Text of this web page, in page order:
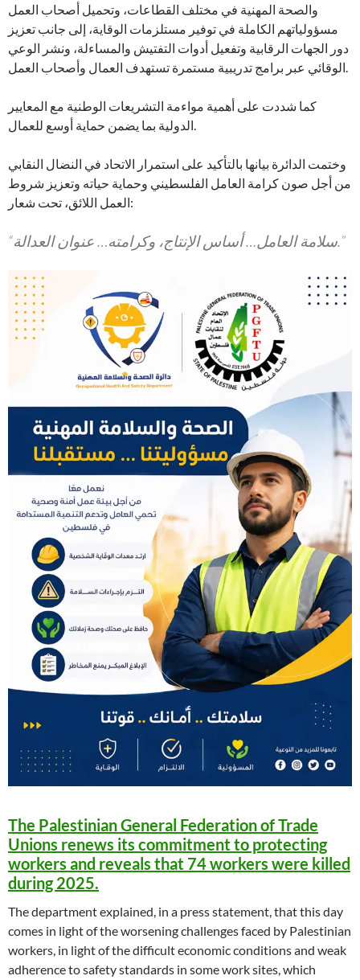
والصحة المهنية في مختلف القطاعات، وتحميل أصحاب العمل
مسؤولياتهم الكاملة في توفير مستلزمات الوقاية، إلى جانب تعزيز
دور الجهات الرقابية وتفعيل أدوات التفتيش والمساءلة، ونشر الوعي
كما شددت على أهمية مواءمة التشريعات الوطنية مع المعايير
وختمت الدائرة بيانها بالتأكيد على استمرار الاتحاد في النضال النقابي
من أجل صون كرامة العامل الفلسطيني وحماية حياته وتعزيز شروط
العمل اللائق، تحت شعار:
“سلامة العامل… أساس الإنتاج، وكرامته… عنوان العدالة.”
The Palestinian General Federation of Trade
Unions renews its commitment to protecting
workers and reveals that 74 workers were killed
during 2025.
The department explained, in a press statement, that this day
comes in light of the worsening challenges faced by Palestinian
workers, in light of the difficult economic conditions and weak
adherence to safety standards in some work sites, which